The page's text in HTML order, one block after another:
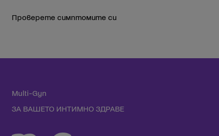
Проверете симптомите си
Multi-Gyn
ЗА ВАШЕТО ИНТИМНО ЗДРАВЕ